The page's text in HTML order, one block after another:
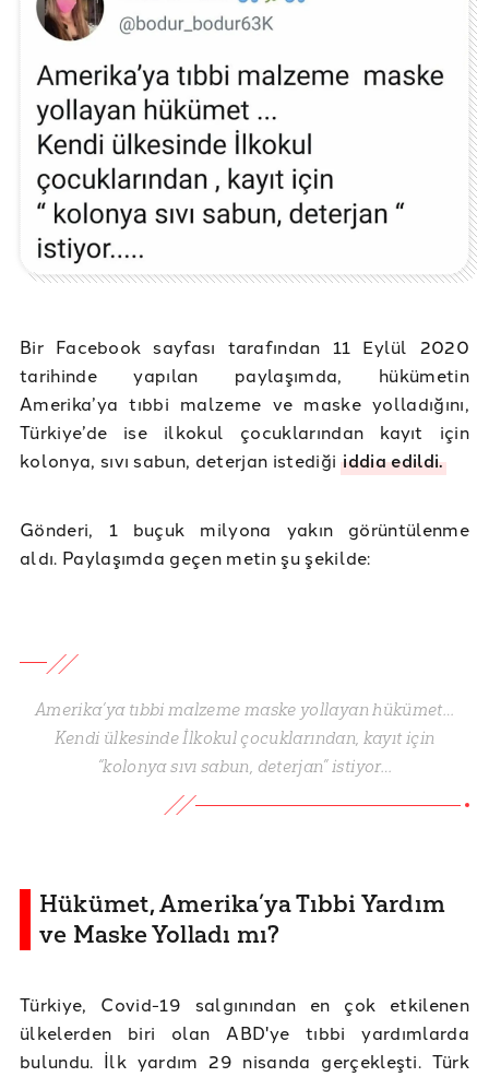
Bir Facebook sayfası tarafından 11 Eylül 2020
tarihinde yapılan paylaşımda, hükümetin
Amerika’ya tıbbi malzeme ve maske yolladığını,
Türkiye’de ise ilkokul çocuklarından kayıt için
kolonya, sıvı sabun, deterjan istediğiiddia edildi.
Gönderi, 1 buçuk milyona yakın görüntülenme
aldı. Paylaşımda geçen metin şu şekilde:
Amerika’ya tıbbi malzeme maske yollayan hükümet…
Kendi ülkesinde İlkokul çocuklarından, kayıt için
“kolonya sıvı sabun, deterjan” istiyor…
Hükümet, Amerika’ya Tıbbi Yardım
ve Maske Yolladı mı?
Türkiye, Covid-19 salgınından en çok etkilenen
ülkelerden biri olan ABD'ye tıbbi yardımlarda
bulundu. İlk yardım 29 nisanda gerçekleşti. Türk